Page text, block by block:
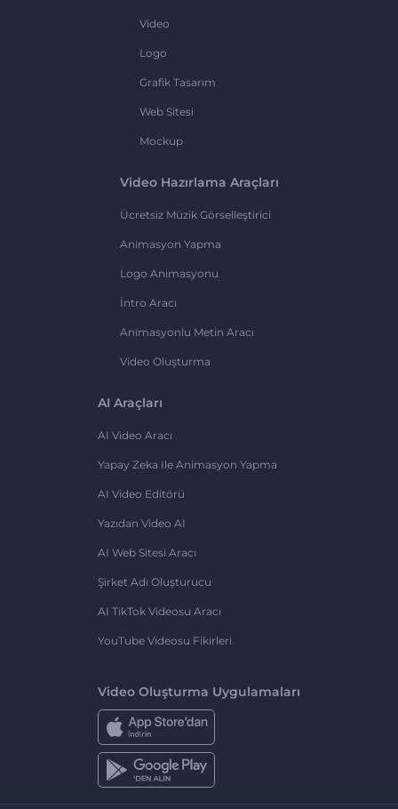
Video
Logo
Grafik Tasarım
Web Sitesi
Mockup
Video Hazırlama Araçları
Ücretsiz Müzik Görselleştirici
Animasyon Yapma
Logo Animasyonu
İntro Aracı
Animasyonlu Metin Aracı
Video Oluşturma
AI Araçları
AI Video Aracı
Yapay Zeka Ile Animasyon Yapma
AI Video Editörü
Yazıdan Video AI
AI Web Sitesi Aracı
Şirket Adı Oluşturucu
AI TikTok Videosu Aracı
YouTube Videosu Fikirleri
Video Oluşturma Uygulamaları